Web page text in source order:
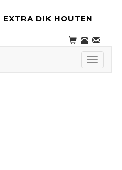
DIK HOUTEN
Toggle